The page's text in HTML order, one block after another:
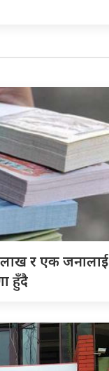
र एक जनालाई
हुँदै